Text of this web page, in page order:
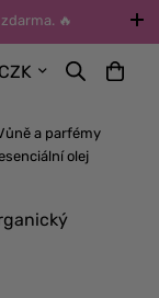
🔥
nebo do Z-
způsobené
CZK
a parfémy
olej